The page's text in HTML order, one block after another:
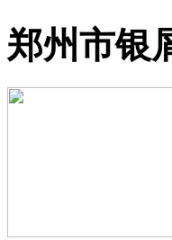
郑州市银